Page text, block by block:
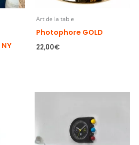
Art de la table
Photophore GOLD
22,00€